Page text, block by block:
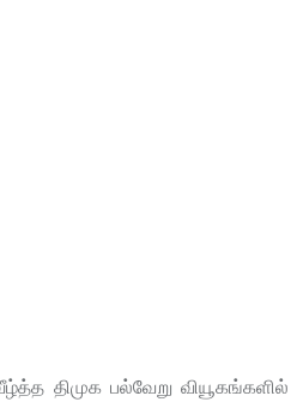
திமுக பல்வேறு வியூகங்களில்